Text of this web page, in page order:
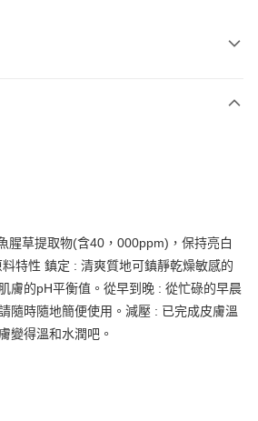
腥草提取物(含40，000ppm)，保持亮白
特性 鎮定 : 清爽質地可鎮靜乾燥敏感的
膚的pH平衡值。從早到晚 : 從忙碌的早晨
隨時隨地簡便使用。減壓 : 已完成皮膚溫
變得溫和水潤吧。